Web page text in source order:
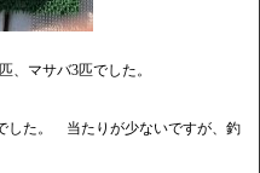
マサバ3匹でした。
した。 当たりが少ないですが、釣